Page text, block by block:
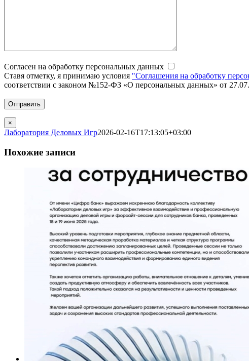
Согласен на обработку персональных данных
Ставя отметку, я принимаю условия "Соглашения на обработку
соответствии с законом №152-ФЗ «О персональных данных» от
×
Лаборатория Деловых Игр2026-02-16T17:13:05+03:00
Похожие записи